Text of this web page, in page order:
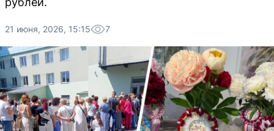
21 июня, 2026, 15:15 7